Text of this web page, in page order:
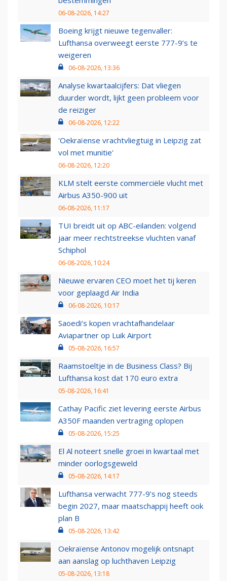
06-08-2026, 14:27
Boeing krijgt nieuwe tegenvaller:
Lufthansa overweegt eerste 777-9’s te
weigeren
06-08-2026, 13:36
Analyse kwartaalcijfers: Dat vliegen
duurder wordt, lijkt geen probleem voor
de reiziger
06-08-2026, 12:22
'Oekraïense vrachtvliegtuig in Leipzig zat
vol met munitie'
06-08-2026, 12:20
KLM stelt eerste commerciële vlucht met
Airbus A350-900 uit
06-08-2026, 11:17
TUI breidt uit op ABC-eilanden: volgend
jaar meer rechtstreekse vluchten vanaf
Schiphol
06-08-2026, 10:24
Nieuwe ervaren CEO moet het tij keren
voor geplaagd Air India
06-08-2026, 10:17
Saoedi’s kopen vrachtafhandelaar
Aviapartner op Luik Airport
05-08-2026, 16:57
Raamstoeltje in de Business Class? Bij
Lufthansa kost dat 170 euro extra
05-08-2026, 16:41
Cathay Pacific ziet levering eerste Airbus
A350F maanden vertraging oplopen
05-08-2026, 15:25
El Al noteert snelle groei in kwartaal met
minder oorlogsgeweld
05-08-2026, 14:17
Lufthansa verwacht 777-9’s nog steeds
begin 2027, maar maatschappij heeft ook
plan B
05-08-2026, 13:42
Oekraïense Antonov mogelijk ontsnapt
aan aanslag op luchthaven Leipzig
05-08-2026, 13:18